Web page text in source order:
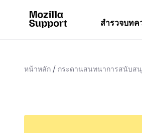
สำรวจบทค
หน้าหลัก กระดานสนทนาการสนับส